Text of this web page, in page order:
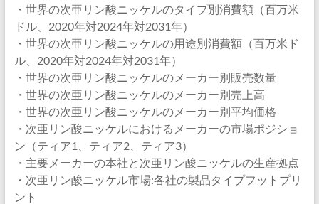
・世界の次亜リン酸ニッケルのタイプ別消費額（百万米
ドル、2020年対2024年対2031年）
・世界の次亜リン酸ニッケルの用途別消費額（百万米ド
ル、2020年対2024年対2031年）
・世界の次亜リン酸ニッケルのメーカー別販売数量
・世界の次亜リン酸ニッケルのメーカー別売上高
・世界の次亜リン酸ニッケルのメーカー別平均価格
・次亜リン酸ニッケルにおけるメーカーの市場ポジショ
ン（ティア1、ティア2、ティア3）
・主要メーカーの本社と次亜リン酸ニッケルの生産拠点
・次亜リン酸ニッケル市場:各社の製品タイプフットプリ
ント